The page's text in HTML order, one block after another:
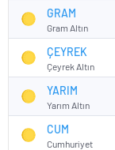
GRAM
Gram Altın
ÇEYREK
Çeyrek Altın
YARIM
Yarım Altın
CUM
Cumhuriyet